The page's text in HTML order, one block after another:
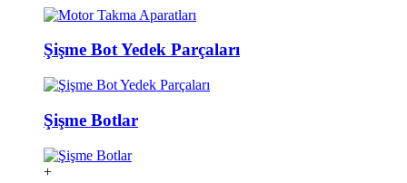
Şişme Bot Yedek Parçaları
Şişme Botlar
+